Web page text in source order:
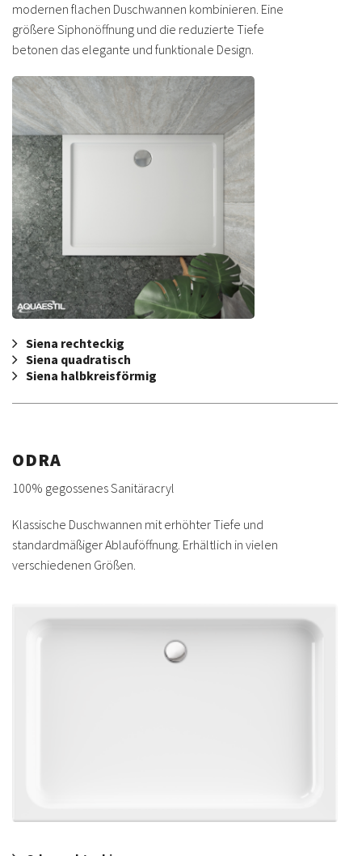
modernen flachen Duschwannen kombinieren. Eine
größere Siphonöffnung und die reduzierte Tiefe
betonen das elegante und funktionale Design.
Siena rechteckig
Siena quadratisch
Siena halbkreisförmig
ODRA
100% gegossenes Sanitäracryl
Klassische Duschwannen mit erhöhter Tiefe und
standardmäßiger Ablauföffnung. Erhältlich in vielen
verschiedenen Größen.